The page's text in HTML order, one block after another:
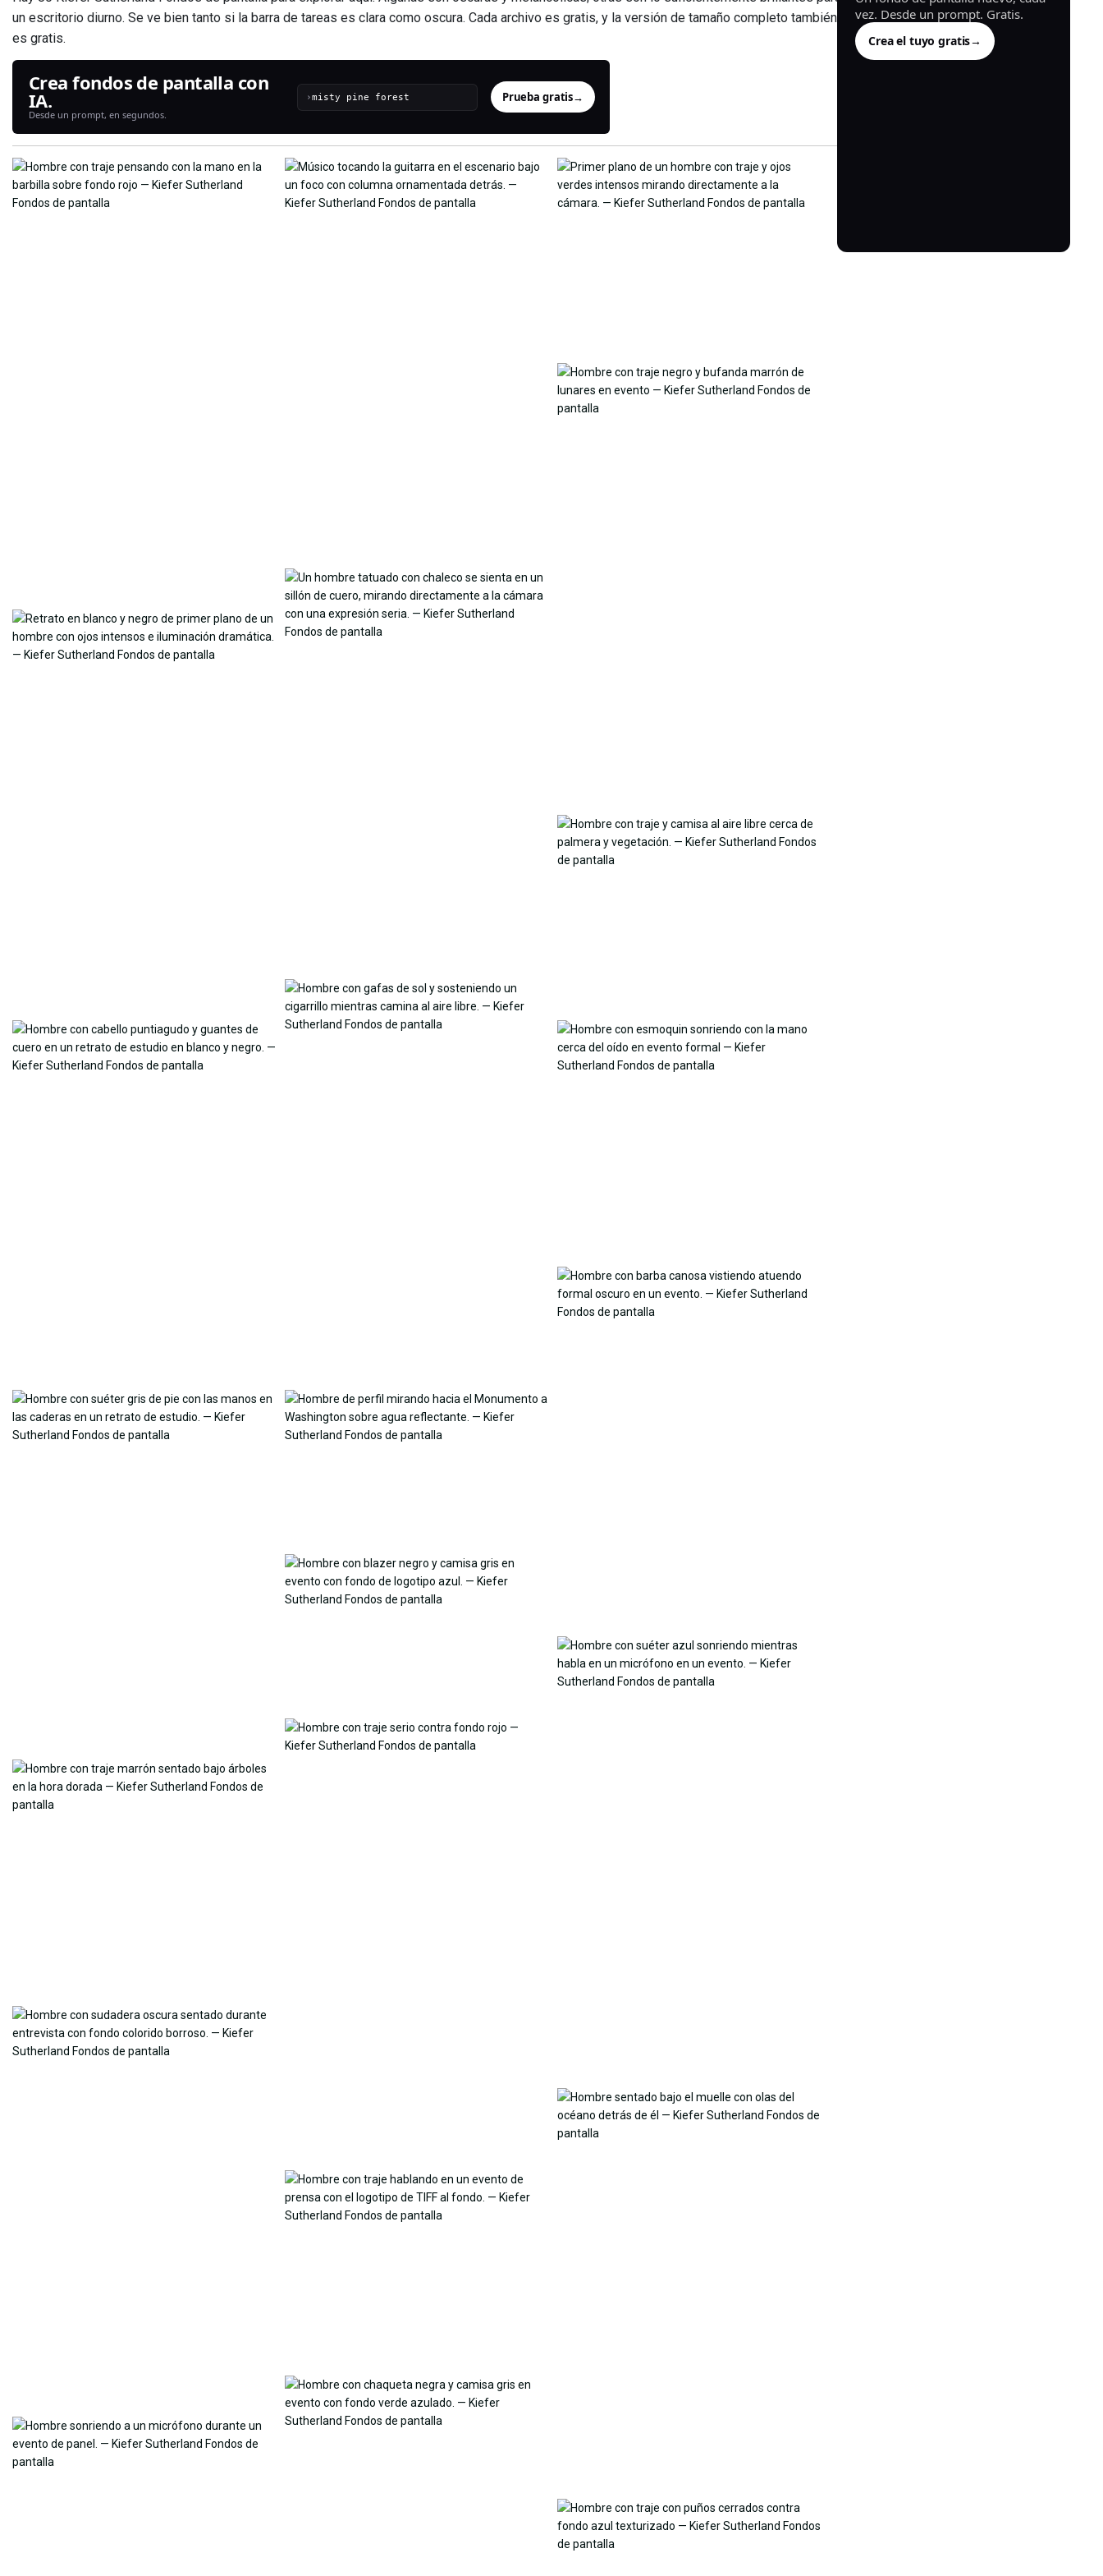
un escritorio diurno. Se ve bien tanto si la barra de tareas es clara como oscura. Cada archivo es gratis, y la versión de tamaño completo también
es gratis.
Crea fondos de pantalla con
IA.
Desde un prompt, en segundos.
› Prueba gratis→
vez. Desde un prompt. Gratis.
Crea el tuyo gratis→